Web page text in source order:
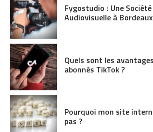
Fygostudio : Une
Audiovisuelle à Bordeaux
Quels sont les
abonnés TikTok ?
Pourquoi mon site
pas ?